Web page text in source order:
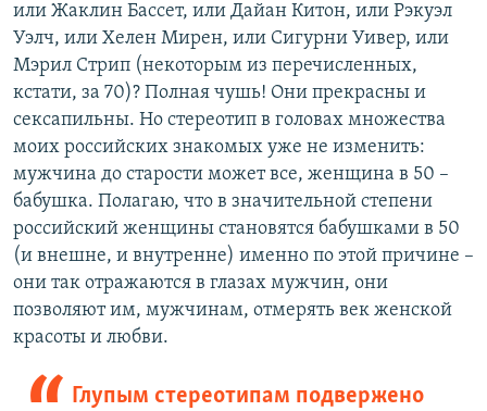
или Жаклин Бассет, или Дайан Китон, или Рэкуэл
Уэлч, или Хелен Мирен, или Сигурни Уивер, или
Мэрил Стрип (некоторым из перечисленных,
кстати, за 70)? Полная чушь! Они прекрасны и
сексапильны. Но стереотип в головах множества
моих российских знакомых уже не изменить:
мужчина до старости может все, женщина в 50 –
бабушка. Полагаю, что в значительной степени
российский женщины становятся бабушками в 50
(и внешне, и внутренне) именно по этой причине –
они так отражаются в глазах мужчин, они
позволяют им, мужчинам, отмерять век женской
красоты и любви.
Глупым стереотипам подвержено